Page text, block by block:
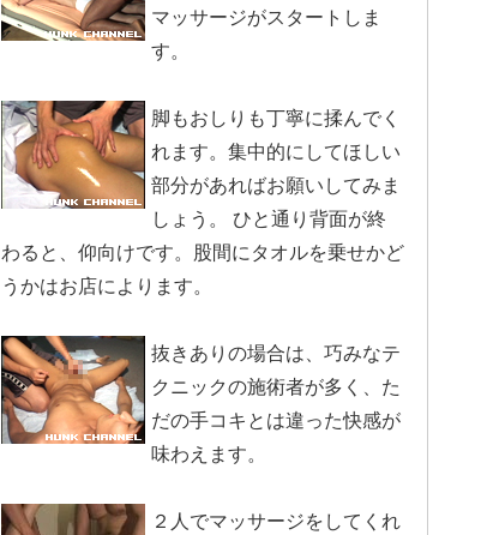
マッサージがスタートしま
す。
脚もおしりも丁寧に揉んでく
れます。集中的にしてほしい
部分があればお願いしてみま
しょう。 ひと通り背面が終
わると、仰向けです。股間にタオルを乗せかど
うかはお店によります。
抜きありの場合は、巧みなテ
クニックの施術者が多く、た
だの手コキとは違った快感が
味わえます。
２人でマッサージをしてくれ